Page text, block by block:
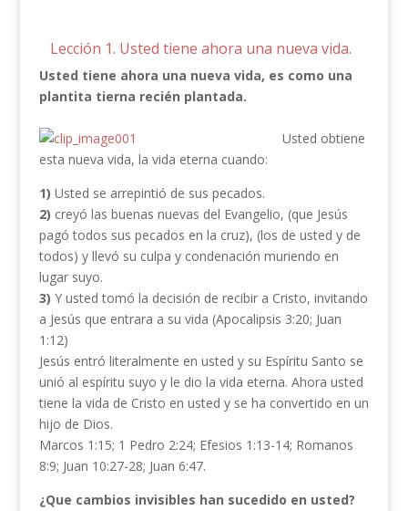
Lección 1. Usted tiene ahora una nueva vida.
Usted tiene ahora una nueva vida, es como una
plantita tierna recién plantada.
Usted obtiene
esta nueva vida, la vida eterna cuando:
1) Usted se arrepintió de sus pecados.
2) creyó las buenas nuevas del Evangelio, (que Jesús
pagó todos sus pecados en la cruz), (los de usted y de
todos) y llevó su culpa y condenación muriendo en
lugar suyo.
3) Y usted tomó la decisión de recibir a Cristo, invitando
a Jesús que entrara a su vida (Apocalipsis 3:20; Juan
1:12)
Jesús entró literalmente en usted y su Espíritu Santo se
unió al espíritu suyo y le dio la vida eterna. Ahora usted
tiene la vida de Cristo en usted y se ha convertido en un
hijo de Dios.
Marcos 1:15; 1 Pedro 2:24; Efesios 1:13-14; Romanos
8:9; Juan 10:27-28; Juan 6:47.
¿Que cambios invisibles han sucedido en usted?